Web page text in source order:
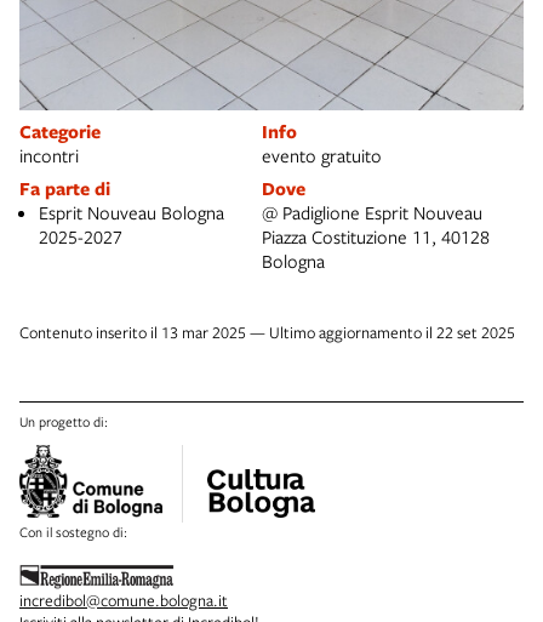
Categorie
incontri
Info
evento gratuito
Fa parte di
Esprit Nouveau Bologna
2025-2027
Dove
@ Padiglione Esprit Nouveau
Piazza Costituzione 11, 40128
Bologna
Contenuto inserito il 13 mar 2025 — Ultimo aggiornamento il 22 set 2025
Un progetto di:
Con il sostegno di:
incredibol@comune.bologna.it